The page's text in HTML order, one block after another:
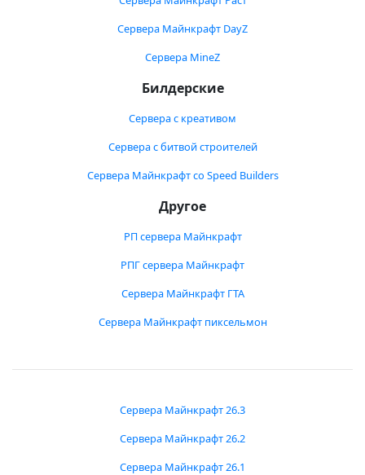
Сервера Майнкрафт DayZ
Сервера MineZ
Билдерские
Сервера с креативом
Сервера с битвой строителей
Сервера Майнкрафт со Speed Builders
Другое
РП сервера Майнкрафт
РПГ сервера Майнкрафт
Сервера Майнкрафт ГТА
Сервера Майнкрафт пиксельмон
Сервера Майнкрафт 26.3
Сервера Майнкрафт 26.2
Сервера Майнкрафт 26.1